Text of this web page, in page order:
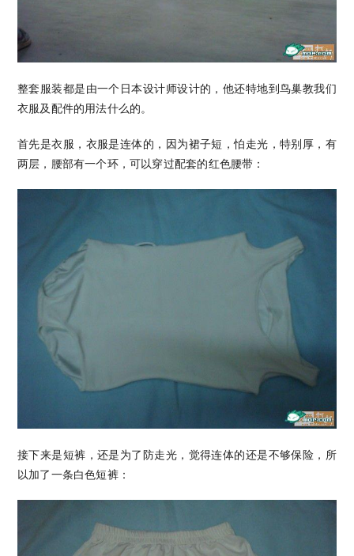
整套服装都是由一个日本设计师设计的，他还特地到鸟巢教我们
衣服及配件的用法什么的。
首先是衣服，衣服是连体的，因为裙子短，怕走光，特别厚，有
两层，腰部有一个环，可以穿过配套的红色腰带：
接下来是短裤，还是为了防走光，觉得连体的还是不够保险，所
以加了一条白色短裤：